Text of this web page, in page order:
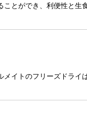
とができ、利便性と生
イトのフリーズドラ